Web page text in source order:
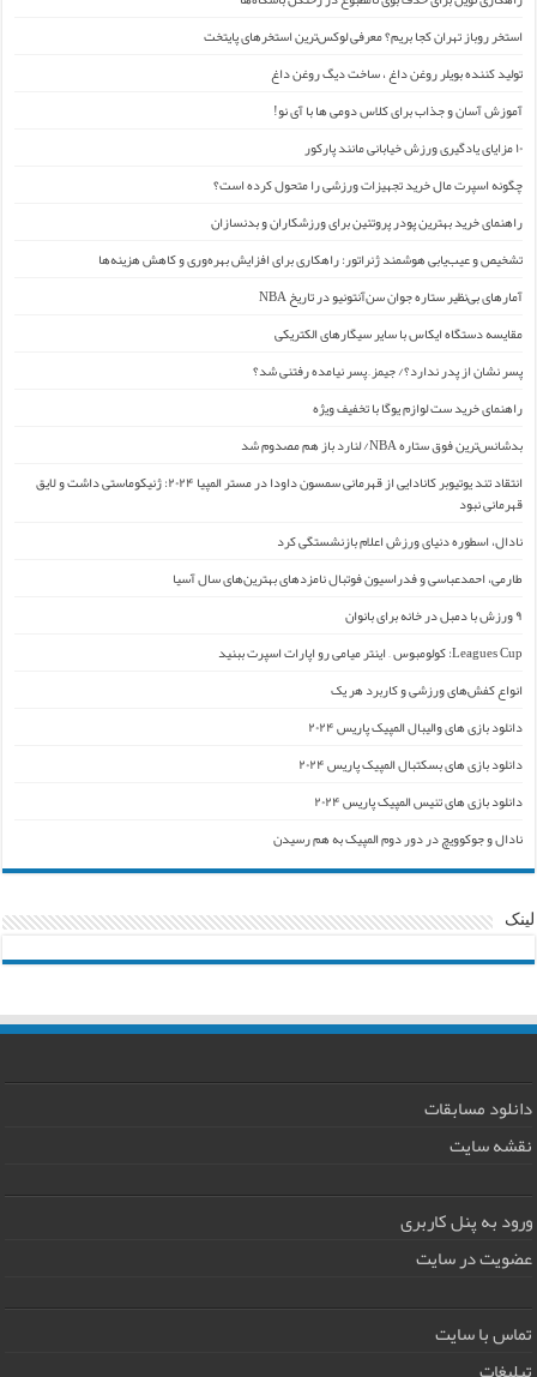
استخر روباز تهران کجا بریم؟ معرفی لوکس‌ترین استخرهای پایتخت
تولید کننده بویلر روغن داغ ، ساخت دیگ روغن داغ
آموزش آسان و جذاب برای کلاس دومی ها با آی نو!
۱۰ مزایای یادگیری ورزش خیابانی مانند پارکور
چگونه اسپرت مال خرید تجهیزات ورزشی را متحول کرده است؟
راهنمای خرید بهترین پودر پروتئین برای ورزشکاران و بدنسازان
تشخیص و عیب‌یابی هوشمند ژنراتور: راهکاری برای افزایش بهره‌وری و کاهش هزینه‌ها
آمارهای بی‌نظیر ستاره جوان سن‌آنتونیو در تاریخ NBA
مقایسه دستگاه ایکاس با سایر سیگارهای الکتریکی
پسر نشان از پدر ندارد؟/ جیمز ِ پسر نیامده رفتنی شد؟
راهنمای خرید ست لوازم یوگا با تخفیف ویژه
بدشانس‌ترین فوق ستاره NBA/ لنارد باز هم مصدوم شد
انتقاد تند یوتیوبر کانادایی از قهرمانی سمسون داودا در مستر المپیا ۲۰۲۴: ژنیکوماستی داشت و لایق
قهرمانی نبود
نادال، اسطوره دنیای ورزش اعلام بازنشستگی کرد
طارمی، احمدعباسی و فدراسیون فوتبال نامزدهای بهترین‌های سال آسیا
۹ ورزش با دمبل در خانه برای بانوان
Leagues Cup: کولومبوس – اینتر میامی رو اپارات اسپرت ببنید
انواع کفش‌های ورزشی و کاربرد هر یک
دانلود بازی های والیبال المپیک پاریس ۲۰۲۴
دانلود بازی های بسکتبال المپیک پاریس ۲۰۲۴
دانلود بازی های تنیس المپیک پاریس ۲۰۲۴
نادال و جوکوویچ در دور دوم المپیک به هم رسیدن
لینک
دانلود مسابقات
نقشه سایت
ورود به پنل کاربری
عضویت در سایت
تماس با سایت